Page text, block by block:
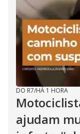
DO R7/HÁ 1 HORA
ajudam